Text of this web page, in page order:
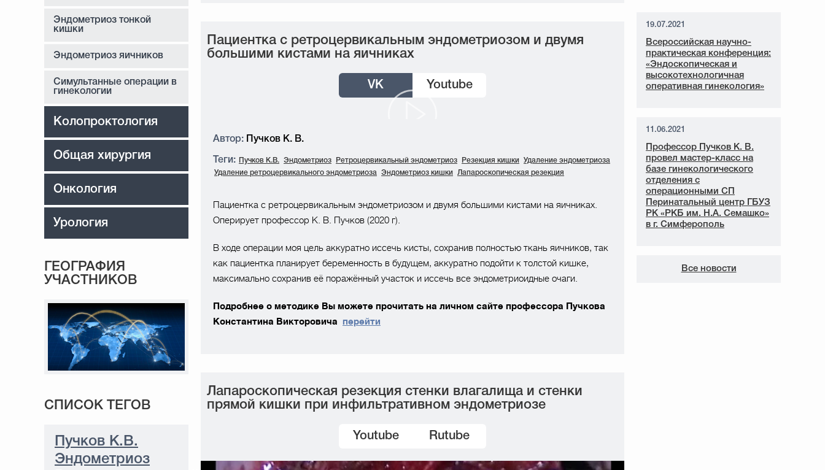
Эндометриоз тонкой
кишки
Эндометриоз яичников
Симультанные операции в
гинекологии
Колопроктология
Общая хирургия
Онкология
Урология
ГЕОГРАФИЯ
УЧАСТНИКОВ
СПИСОК ТЕГОВ
Пучков К.В.
Эндометриоз
Пациентка с ретроцервикальным эндометриозом и двумя
большими кистами на яичниках
VK Youtube
Автор: Пучков К. В.
Теги: Пучков К.В. Эндометриоз Ретроцервикальный эндометриоз Резекция кишки
Удаление эндометриоза
Удаление ретроцервикального эндометриоза
Эндометриоз кишки Лапароскопическая резекция
Пациентка с ретроцервикальным эндометриозом и двумя большими кистами на яичниках.
Оперирует профессор К. В. Пучков (2020 г).
В ходе операции моя цель аккуратно иссечь кисты, сохранив полностью ткань яичников, так
как пациентка планирует беременность в будущем, аккуратно подойти к толстой кишке,
максимально сохранив её поражённый участок и иссечь все эндометриоидные очаги.
Подробнее о методике Вы можете прочитать на личном сайте профессора Пучкова
Константина Викторовича перейти
Лапароскопическая резекция стенки влагалища и стенки
прямой кишки при инфильтративном эндометриозе
Youtube Rutube
19.07.2021
Всероссийская научно-
практическая конференция:
«Эндоскопическая и
высокотехнологичная
оперативная гинекология»
11.06.2021
Профессор Пучков К. В.
провел мастер-класс на
базе гинекологического
отделения с
операционными СП
Перинатальный центр ГБУЗ
РК «РКБ им. Н.А. Семашко»
в г. Симферополь
Все новости